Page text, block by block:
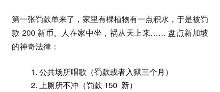
第一张罚款单来了，家里有棵植物有一点积水，于是被罚
款 200 新币。人在家中坐，祸从天上来…… 盘点新加坡
的神奇法律：
公共场所唱歌（罚款或者入狱三个月）
上厕所不冲（罚款 150 新）